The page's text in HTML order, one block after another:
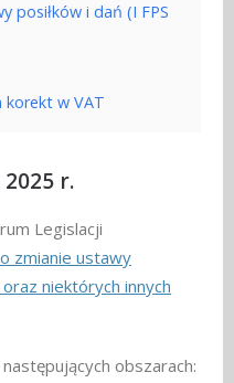
posiłków i dań (I FPS
korekt w VAT
r.
Legislacji
zmianie ustawy
niektórych innych
obszarach: